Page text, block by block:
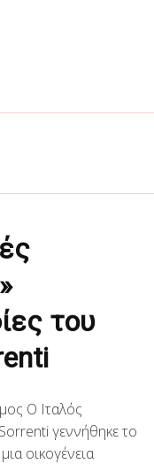
του
Ο Ιταλός
γεννήθηκε το
οικογένεια